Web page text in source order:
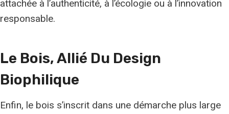
attachée à l’authenticité, à l’écologie ou à l’innovation
responsable.
Le Bois, Allié Du Design
Biophilique
Enfin, le bois s’inscrit dans une démarche plus large